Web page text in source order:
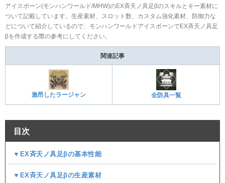
アイスボーン(モンハンワールド/MHW)のEX斉天ノ具足βのスキルとキー素材に
ついて記載しています。生産素材、スロット数、カスタム強化素材、防御力な
どについて紹介しているので、モンハンワールドアイスボーンでEX斉天ノ具足
βを作成する際の参考にしてください。
関連記事
激昂したラージャン 全防具一覧
目次
▼EX斉天ノ具足βの基本性能
▼EX斉天ノ具足βの生産素材